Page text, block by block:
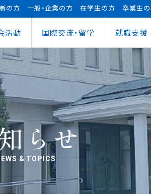
の方 一般・企業の方 在学生の方 卒業生
経営情報学部
経営情報学科
スポー
スポ
報
センター
くりデザインセンター
ネス＆スポーツサイエンスセンター
ボティクスセンター
活動 国際交流・留学 就職支援
ン
の減免制度
らせ
& TOPICS